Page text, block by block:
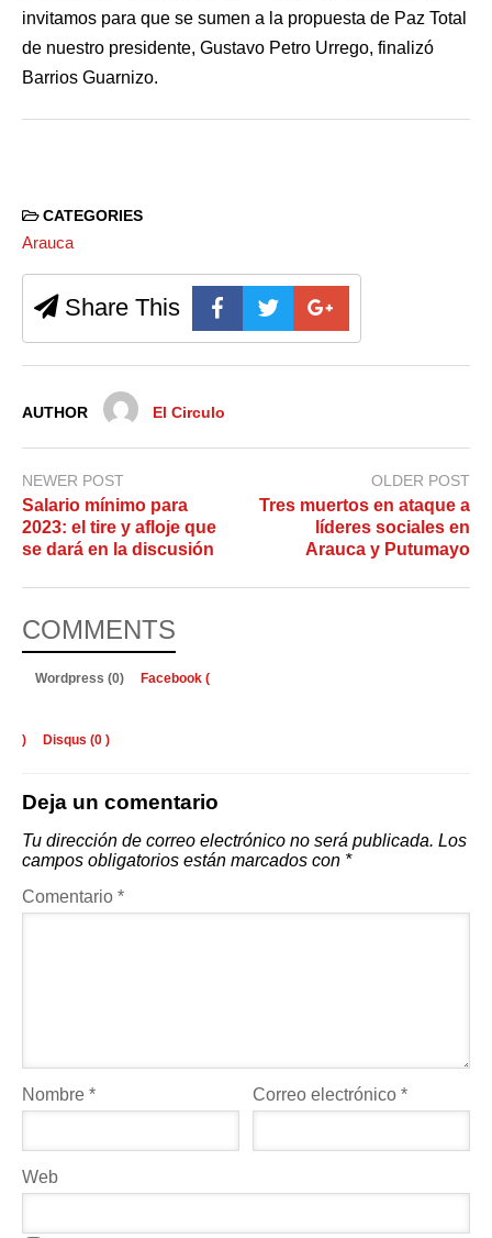
invitamos para que se sumen a la propuesta de Paz Total
de nuestro presidente, Gustavo Petro Urrego, finalizó
Barrios Guarnizo.
CATEGORIES
Arauca
Share This
AUTHOR El Circulo
NEWER POST
Salario mínimo para
2023: el tire y afloje que
se dará en la discusión
OLDER POST
Tres muertos en ataque a
líderes sociales en
Arauca y Putumayo
COMMENTS
Wordpress (0) Facebook (
) Disqus (0 )
Deja un comentario
Tu dirección de correo electrónico no será publicada. Los
campos obligatorios están marcados con *
Comentario *
Nombre * Correo electrónico*
Web